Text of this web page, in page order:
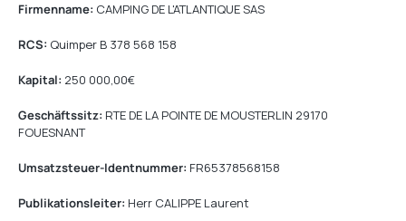
Firmenname: CAMPING DE L'ATLANTIQUE SAS
RCS: Quimper B 378 568 158
Kapital: 250 000,00€
Geschäftssitz: RTE DE LA POINTE DE MOUSTERLIN 29170
FOUESNANT
Umsatzsteuer-Identnummer: FR65378568158
Publikationsleiter: Herr CALIPPE Laurent